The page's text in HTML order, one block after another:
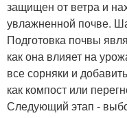
защищен от ветра и
увлажненной почве.
Подготовка почвы
как она влияет на
все сорняки и
как компост или
Следующий этап -